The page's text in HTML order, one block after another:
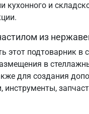
кухонного и
из
этот подтоварник
в
для создания
инструменты,